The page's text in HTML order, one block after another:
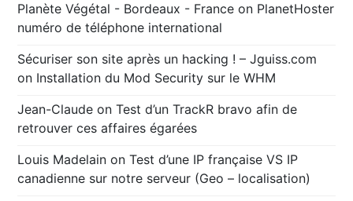
Planète Végétal - Bordeaux - France on PlanetHoster
numéro de téléphone international
Sécuriser son site après un hacking ! – Jguiss.com
on Installation du Mod Security sur le WHM
Jean-Claude onTest d’un TrackR bravo afin de
retrouver ces affaires égarées
Louis Madelain onTest d’une IP française VS IP
canadienne sur notre serveur (Geo – localisation)